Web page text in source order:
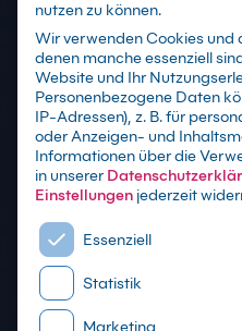
Adobe
Schulungen
mit Zertifikat als Live
Präsenzseminar in
sowie
nutzen zu können.
Wir verwenden Cookies und
denen manche essenziell
Website und Ihr
Personenbezogene Daten
IP-Adressen), z. B. für
oder Anzeigen- und
Informationen über die
in unserer
Einstellungen jederzeit
Es folgt eine Liste der
Essenziell
Statistik
Marketing